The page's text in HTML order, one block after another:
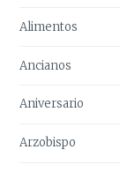
Alimentos
Ancianos
Aniversario
Arzobispo